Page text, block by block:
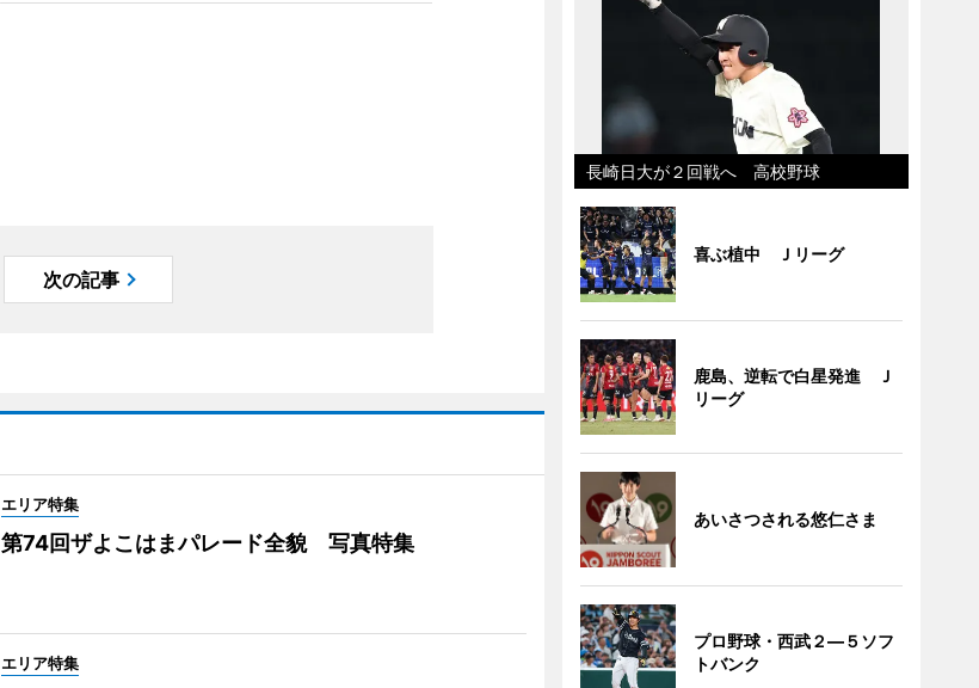
次の記事
エリア特集
第74回ザよこはまパレード全貌 写真特集
エリア特集
長崎日大が２回戦へ 高校野球
喜ぶ植中 Ｊリーグ
鹿島、逆転で白星発進 Ｊ
リーグ
あいさつされる悠仁さま
プロ野球・西武２―５ソフ
トバンク